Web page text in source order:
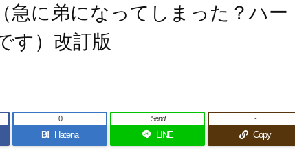
急に弟になってしまった？ハー
す）改訂版
B! Hatena
0
LINE
Send
Copy
-